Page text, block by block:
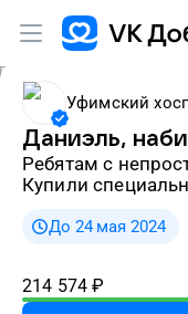
Уфимский
Даниэль,
ребятам с
Купили
До 24 мая 2024
214 574 ₽